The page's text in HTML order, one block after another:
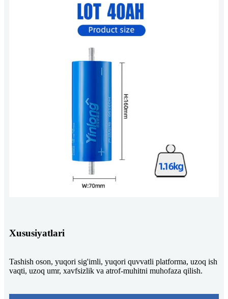
Xususiyatlari
Tashish oson, yuqori sig'imli, yuqori quvvatli platforma, uzoq ish
vaqti, uzoq umr, xavfsizlik va atrof-muhitni muhofaza qilish.